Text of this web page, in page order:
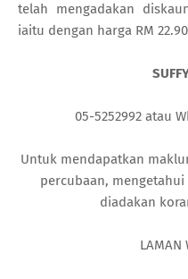
telah mengadakan
iaitu dengan harga RM
05-5252992 atau
Untuk mendapatkan
percubaan,
diadakan
LAMAN